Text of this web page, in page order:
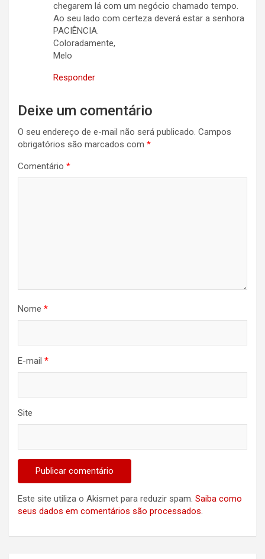
chegarem lá com um negócio chamado tempo.
Ao seu lado com certeza deverá estar a senhora
PACIÊNCIA.
Coloradamente,
Melo
Responder
Deixe um comentário
O seu endereço de e-mail não será publicado. Campos
obrigatórios são marcados com *
Comentário *
Nome *
E-mail *
Site
Este site utiliza o Akismet para reduzir spam. Saiba como
seus dados em comentários são processados.